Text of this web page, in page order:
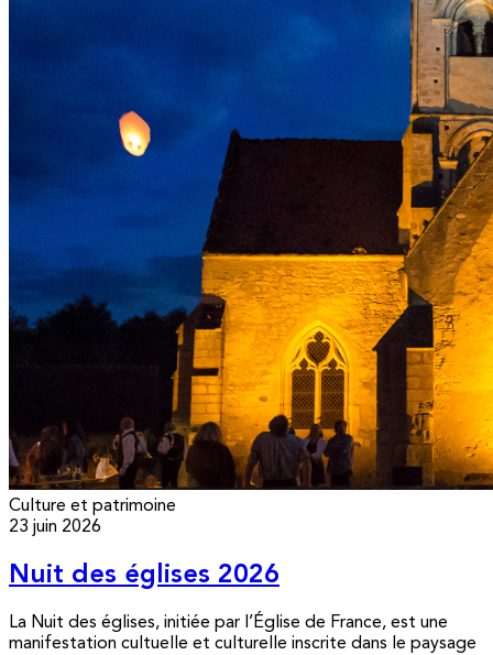
Culture et patrimoine
23 juin 2026
Nuit des églises 2026
La Nuit des églises, initiée par l’Église de France, est une
manifestation cultuelle et culturelle inscrite dans le paysage